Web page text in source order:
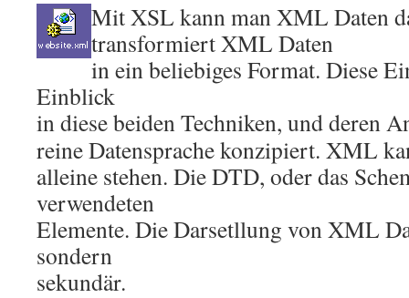
Mit XSL kann man XML Daten
transformiert XML Daten
in ein beliebiges Format. Diese
Einblick
in diese beiden Techniken, und deren
reine Datensprache konzipiert. XML
alleine stehen. Die DTD, oder das
verwendeten
Elemente. Die Darsetllung von XML
sondern
sekundär.